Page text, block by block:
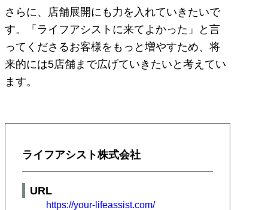
さらに、店舗展開にも力を入れていきたいで
す。「ライフアシストに来てよかった」と言
ってくださるお客様をもっと増やすため、将
来的には5店舗まで広げていきたいと考えてい
ます。
ライフアシスト株式会社
URL
https://your-lifeassist.com/